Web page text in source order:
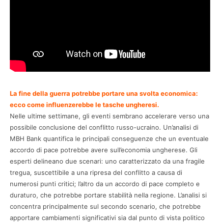
La fine della guerra potrebbe portare una svolta economica:
ecco come influenzerebbe le tasche ungheresi.
Nelle ultime settimane, gli eventi sembrano accelerare verso una
possibile conclusione del conflitto russo-ucraino. Un’analisi di
MBH Bank quantifica le principali conseguenze che un eventuale
accordo di pace potrebbe avere sull’economia ungherese. Gli
esperti delineano due scenari: uno caratterizzato da una fragile
tregua, suscettibile a una ripresa del conflitto a causa di
numerosi punti critici; l’altro da un accordo di pace completo e
duraturo, che potrebbe portare stabilità nella regione. L’analisi si
concentra principalmente sul secondo scenario, che potrebbe
apportare cambiamenti significativi sia dal punto di vista politico